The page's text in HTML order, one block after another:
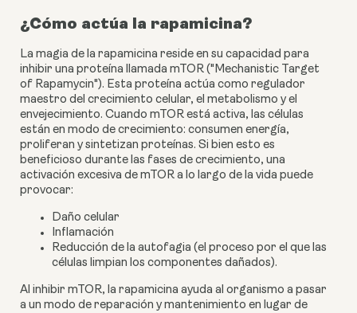
¿Cómo actúa la rapamicina?
La magia de la rapamicina reside en su capacidad para
inhibir una proteína llamada mTOR ("Mechanistic Target
of Rapamycin"). Esta proteína actúa como regulador
maestro del crecimiento celular, el metabolismo y el
envejecimiento. Cuando mTOR está activa, las células
están en modo de crecimiento: consumen energía,
proliferan y sintetizan proteínas. Si bien esto es
beneficioso durante las fases de crecimiento, una
activación excesiva de mTOR a lo largo de la vida puede
provocar:
Daño celular
Inflamación
Reducción de la autofagia (el proceso por el que las
células limpian los componentes dañados).
Al inhibir mTOR, la rapamicina ayuda al organismo a pasar
a un modo de reparación y mantenimiento en lugar de